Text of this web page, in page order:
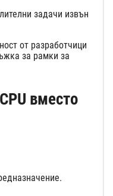
задачи извън
от разработчици
за рамки за
вместо